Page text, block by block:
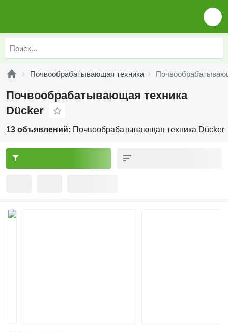
Почвообрабатывающая техника
Почвообрабатывающая техника
Dücker
13 объявлений: Почвообрабатывающая техника Dücker